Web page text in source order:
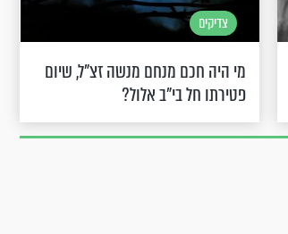
צדיקים
מי היה חכם מנחם מנשה זצ"ל, שיום
פטירתו חל בי"ב אלול?